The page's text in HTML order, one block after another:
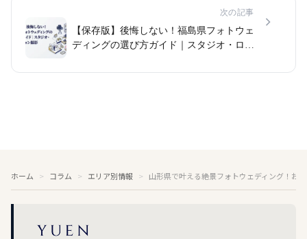
次の記事
【保存版】後悔しない！福島県フォトウェ
ディングの選び方ガイド｜スタジオ・ロケ
ホーム コラム エリア別情報 山形県で叶える絶景フォトウェディング！お